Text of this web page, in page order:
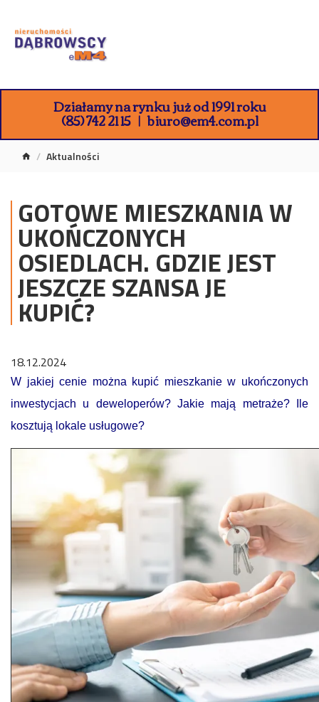
Działamy na rynku już od 1991 roku
(85) 742 21 15 biuro@em4.com.pl
Aktualności
GOTOWE MIESZKANIA W
UKOŃCZONYCH
OSIEDLACH. GDZIE JEST
JESZCZE SZANSA JE
KUPIĆ?
18.12.2024
W jakiej cenie można kupić mieszkanie w ukończonych
inwestycjach u deweloperów? Jakie mają metraże? Ile
kosztują lokale usługowe?